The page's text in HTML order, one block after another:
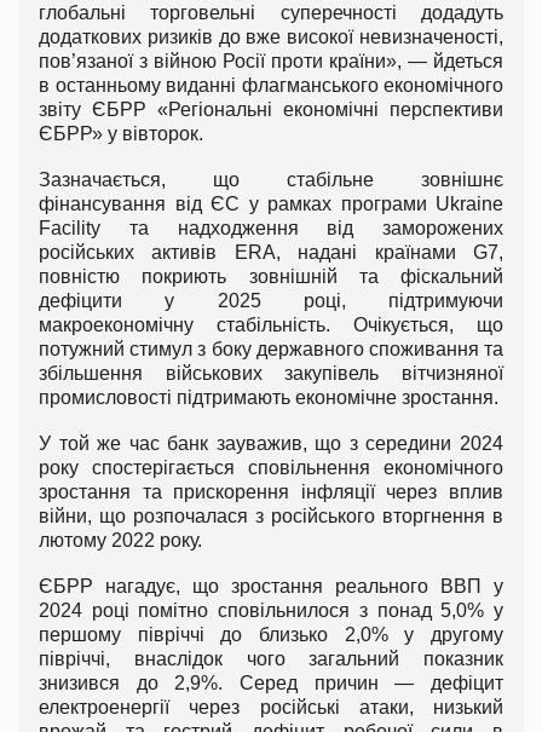
глобальні торговельні суперечності додадуть
додаткових ризиків до вже високої невизначеності,
пов’язаної з війною Росії проти країни», — йдеться
в останньому виданні флагманського економічного
звіту ЄБРР «Регіональні економічні перспективи
ЄБРР» у вівторок.
Зазначається, що стабільне зовнішнє
фінансування від ЄС у рамках програми Ukraine
Facility та надходження від заморожених
російських активів ERA, надані країнами G7,
повністю покриють зовнішній та фіскальний
дефіцити у 2025 році, підтримуючи
макроекономічну стабільність. Очікується, що
потужний стимул з боку державного споживання та
збільшення військових закупівель вітчизняної
промисловості підтримають економічне зростання.
У той же час банк зауважив, що з середини 2024
року спостерігається сповільнення економічного
зростання та прискорення інфляції через вплив
війни, що розпочалася з російського вторгнення в
лютому 2022 року.
ЄБРР нагадує, що зростання реального ВВП у
2024 році помітно сповільнилося з понад 5,0% у
першому півріччі до близько 2,0% у другому
півріччі, внаслідок чого загальний показник
знизився до 2,9%. Серед причин — дефіцит
електроенергії через російські атаки, низький